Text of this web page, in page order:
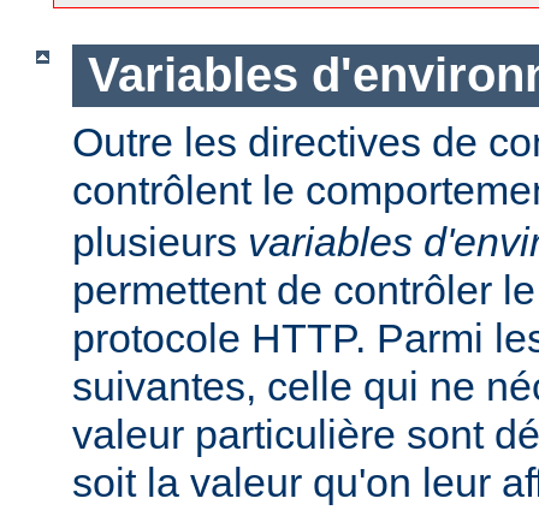
Variables
Outre les directives de
contrôlent le
plusieurs variables
permettent de contrôler
protocole HTTP. Parmi
suivantes, celle qui ne
valeur particulière sont
soit la valeur qu'on leur